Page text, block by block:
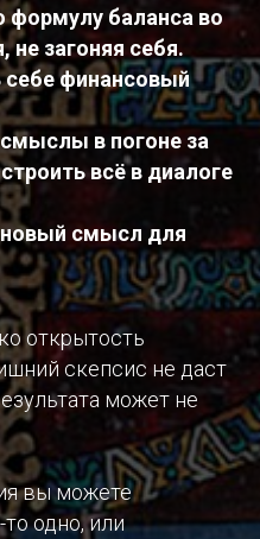
формулу баланса во
не загоняя себя.
финансовый
в погоне за
всё в диалоге
смысл для
открытость
скепсис не даст
может не
вы можете
одно, или